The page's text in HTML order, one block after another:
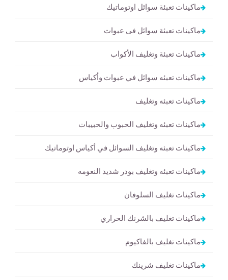
ماكينات تعبئة سوائل اوتوماتيك
ماكينات تعبئة سوائل فى عبوات
ماكينات تعبئة وتغليف الأكواب
ماكينات تعبئه سوائل في عبوات وأكياس
ماكينات تعبئه وتغليف
ماكينات تعبئه وتغليف الحبوب والحبيبات
ماكينات تعبئه وتغليف السوائل في أكياس اوتوماتيك
ماكينات تعبئه وتغليف بودر شديد النعومه
ماكينات تغليف السلوفان
ماكينات تغليف بالشرنك الحراري
ماكينات تغليف بالفاكيوم
ماكينات تغليف شرينك